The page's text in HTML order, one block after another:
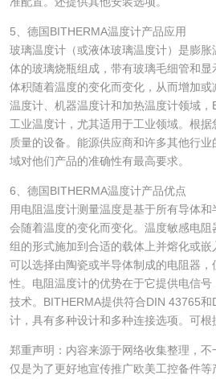
5、德国BITHERMA温度计产品应用
玻璃温度计（或液体玻璃温度计）是膨
体的玻璃烧瓶组成，带有玻璃毛细管和
体积随着温度的变化而变化，从而增加
温度计、机器温度计和加热温度计领域
工业温度计，尤其适用于工业领域。根
质量的设备。能源供应商和许多其他行
域对他们产品的准确性有最高要求。
6、德国BITHERMA温度计产品优点
用电阻温度计测量温度是基于所有导体
会随着温度的变化而变化。温度敏感电
组的形式施加到合适的载体上并熔化或
可以选择由陶瓷或半导体制成的电阻器
性。电阻温度计的优势在于它提供电信
技术。BITHERMA提供符合DIN 43765
计，具有多种设计和多种连接选项。可根
郑重声明：内容来源于网络收集整理，
仅是为了更好地宣传推广欧美工控备件